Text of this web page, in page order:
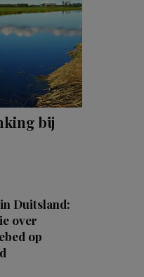
bij
Duitsland:
over
op